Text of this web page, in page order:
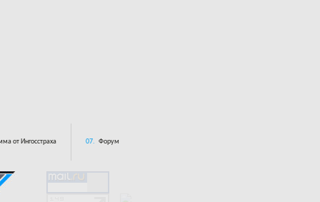
от Ингосстраха 07. Форум